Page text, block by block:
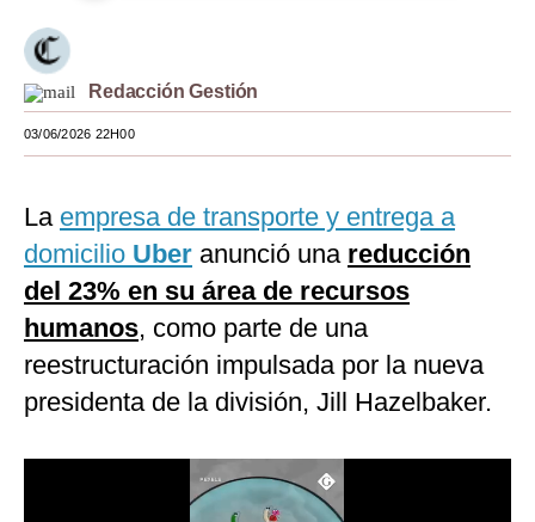
Mundo
EEUU
México
Internacional
Tecnología
Club del Suscriptor
Mix
G de Gestión
Notas Contratadas
Redacción Gestión
03/06/2026 22H00
La empresa de transporte y entrega a
domicilio Uber anunció una reducción
del 23% en su área de recursos
humanos, como parte de una
reestructuración impulsada por la nueva
presidenta de la división, Jill Hazelbaker.